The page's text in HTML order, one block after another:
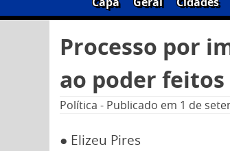
por:
Processo por
ao poder
Política - Publicado em 1 de
● Elizeu Pires